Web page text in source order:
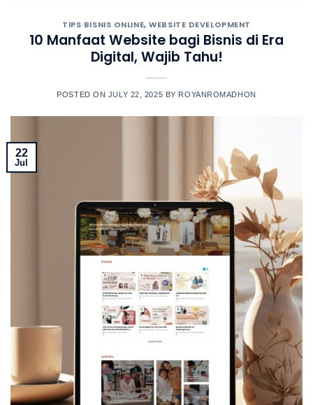
TIPS BISNIS ONLINE,WEBSITE DEVELOPMENT
10 Manfaat Website bagi Bisnis di Era
Digital, Wajib Tahu!
POSTED ON JULY 22, 2025 BY ROYANROMADHON
22
Jul